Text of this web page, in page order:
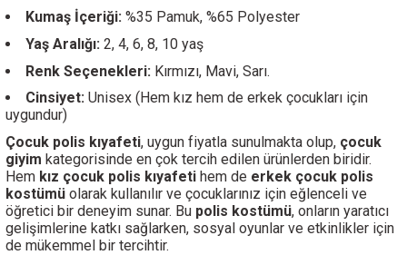
Kumaş İçeriği: %35 Pamuk, %65 Polyester
Yaş Aralığı: 2, 4, 6, 8, 10 yaş
Renk Seçenekleri: Kırmızı, Mavi, Sarı.
Cinsiyet: Unisex (Hem kız hem de erkek çocukları için
uygundur)
Çocuk polis kıyafeti, uygun fiyatla sunulmakta olup, çocuk
giyim kategorisinde en çok tercih edilen ürünlerden biridir.
Hem kız çocuk polis kıyafeti hem de erkek çocuk polis
kostümü olarak kullanılır ve çocuklarınız için eğlenceli ve
öğretici bir deneyim sunar. Bu polis kostümü, onların yaratıcı
gelişimlerine katkı sağlarken, sosyal oyunlar ve etkinlikler için
de mükemmel bir tercihtir.